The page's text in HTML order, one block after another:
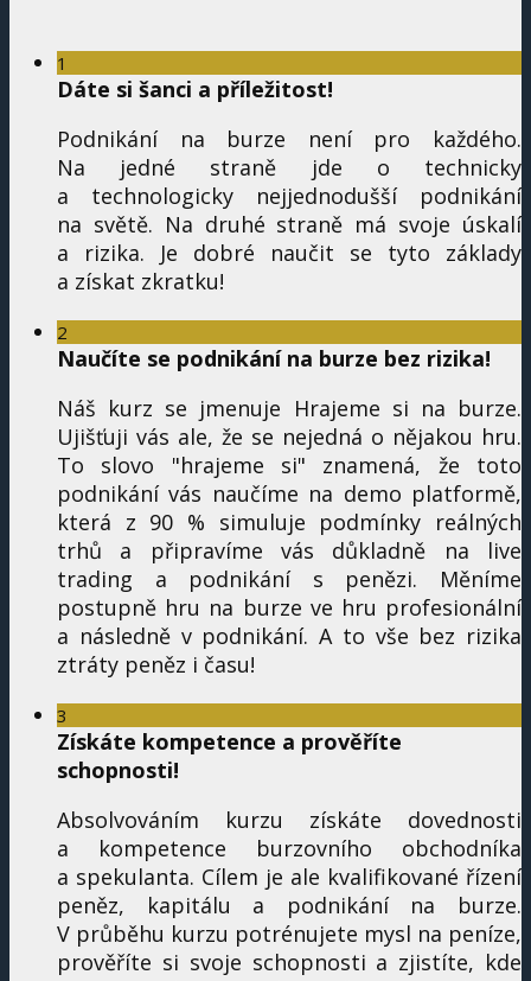
1
Dáte si šanci a příležitost!
Podnikání na burze není pro každého.
Na jedné straně jde o technicky
a technologicky nejjednodušší podnikání
na světě. Na druhé straně má svoje úskalí
a rizika. Je dobré naučit se tyto základy
a získat zkratku!
2
Naučíte se podnikání na burze bez rizika!
Náš kurz se jmenuje Hrajeme si na burze.
Ujišťuji vás ale, že se nejedná o nějakou hru.
To slovo "hrajeme si" znamená, že toto
podnikání vás naučíme na demo platformě,
která z 90 % simuluje podmínky reálných
trhů a připravíme vás důkladně na live
trading a podnikání s penězi. Měníme
postupně hru na burze ve hru profesionální
a následně v podnikání. A to vše bez rizika
ztráty peněz i času!
3
Získáte kompetence a prověříte
schopnosti!
Absolvováním kurzu získáte dovednosti
a kompetence burzovního obchodníka
a spekulanta. Cílem je ale kvalifikované řízení
peněz, kapitálu a podnikání na burze.
V průběhu kurzu potrénujete mysl na peníze,
prověříte si svoje schopnosti a zjistíte, kde